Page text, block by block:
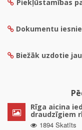
Piekļūstamības
Dokumentu
Biežāk uzdotie
Rīga aicina
draudzīgiem
1894 Skatīts